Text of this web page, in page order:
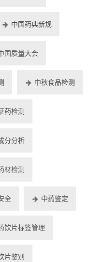
中国药典新规
国质量大会
中秋食品检测
药检测
分分析
材检测
全 中药鉴定
饮片标签管理
片鉴别